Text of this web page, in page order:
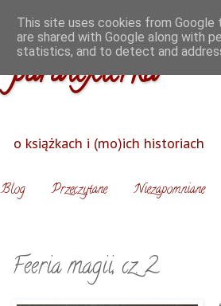
paratexterka
o książkach i (mo)ich historiach
Blog Przeczytane Niezapomniane
Feeria magii, cz. 2
This site uses cookies from Google
are shared with Google along with
statistics, and to detect and